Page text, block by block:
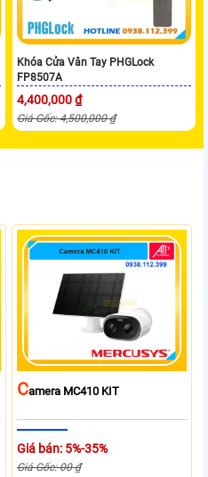
Khóa Cửa Vân Tay PHGLock
FP8507A
4,400,000 ₫
Giá Gốc: 4,500,000 ₫
CAmera MC410 KIT
Giá bán: 5%-35%
Giá Gốc: 00 ₫